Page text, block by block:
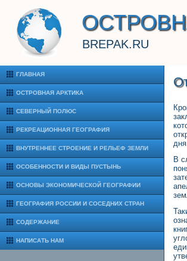
BREPAK.RU
ГЛАВНАЯ
ОСТРОВНАЯ АРКТИКА
СЕВЕРНЫЙ ПОЛЮС
РЕКРЕАЦИОННАЯ ГЕОГРАФИЯ
ВНУТРЕННЕЕ СТРОЕНИЕ И РЕЛЬЕФ ЗЕМЛИ
ОСОБЕННОСТИ И ВИДЫ ПУСТЫНЬ
ОСНОВЫ ЭКОНОМИЧЕСКОЙ ГЕОГРАФИИ
ГЕОГРАФИЯ РОССИИ И СОСЕДНИХ СТРАН
СОДЕРЖАНИЕ
НАПИСАТЬ НАМ
В